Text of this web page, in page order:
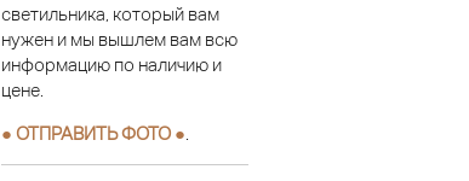
светильника, который вам
нужен и мы вышлем вам всю
информацию по наличию и
цене.
● ОТПРАВИТЬ ФОТО ●